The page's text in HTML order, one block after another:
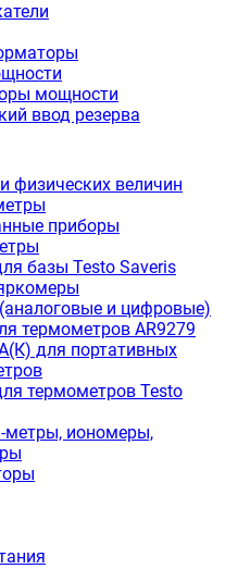
мощности
ввод резерва
физических величин
приборы
базы Testo Saveris
и цифровые)
термометров AR9279
для портативных
термометров Testo
иономеры,